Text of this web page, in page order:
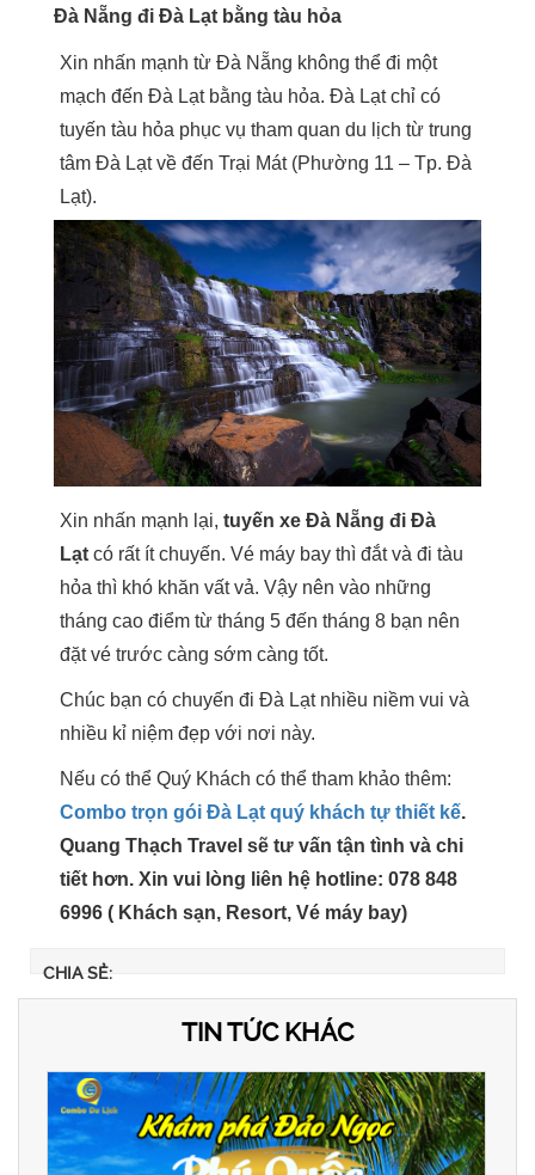
Đà Nẵng đi Đà Lạt bằng tàu hỏa
Xin nhấn mạnh từ Đà Nẵng không thể đi một
mạch đến Đà Lạt bằng tàu hỏa. Đà Lạt chỉ có
tuyến tàu hỏa phục vụ tham quan du lịch từ trung
tâm Đà Lạt về đến Trại Mát (Phường 11 – Tp. Đà
Lạt).
Xin nhấn mạnh lại,tuyến xe Đà Nẵng đi Đà
Lạt có rất ít chuyến. Vé máy bay thì đắt và đi tàu
hỏa thì khó khăn vất vả. Vậy nên vào những
tháng cao điểm từ tháng 5 đến tháng 8 bạn nên
đặt vé trước càng sớm càng tốt.
Chúc bạn có chuyến đi Đà Lạt nhiều niềm vui và
nhiều kỉ niệm đẹp với nơi này.
Nếu có thể Quý Khách có thể tham khảo thêm:
Combo trọn gói Đà Lạt quý khách tự thiết kế.
Quang Thạch Travel sẽ tư vấn tận tình và chi
tiết hơn. Xin vui lòng liên hệ hotline: 078 848
6996 ( Khách sạn, Resort, Vé máy bay)
CHIA SẺ:
TIN TỨC KHÁC